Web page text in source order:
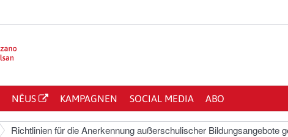
NËUS KAMPAGNEN SOCIAL MEDIA ABO
Richtlinien für die Anerkennung außerschulischer Bildungsangebote